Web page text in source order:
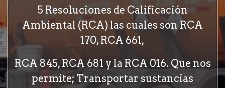
5 Resoluciones de Calificación
Ambiental (RCA) las cuales son RCA
170, RCA 661,
RCA 845, RCA 681 y la RCA 016. Que nos
permite; Transportar sustancias